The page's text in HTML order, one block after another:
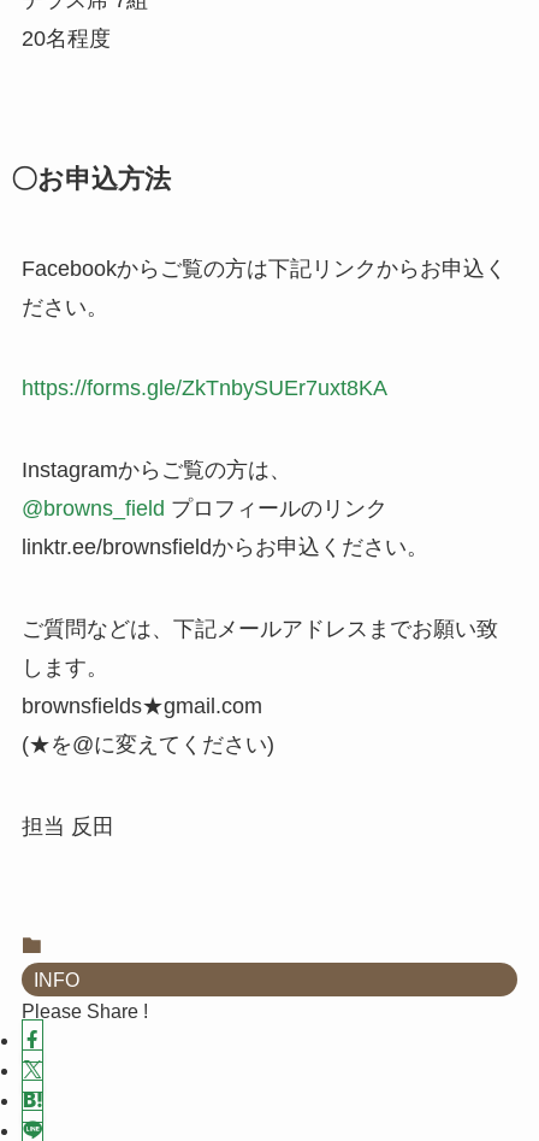
20名程度
〇お申込方法
Facebookからご覧の方は下記リンクからお申込く
ださい。
https://forms.gle/ZkTnbySUEr7uxt8KA
Instagramからご覧の方は、
@browns_field プロフィールのリンク
linktr.ee/brownsfieldからお申込ください。
ご質問などは、下記メールアドレスまでお願い致
します。
brownsfields★gmail.com
(★を@に変えてください)
担当 反田
INFO
Please Share !